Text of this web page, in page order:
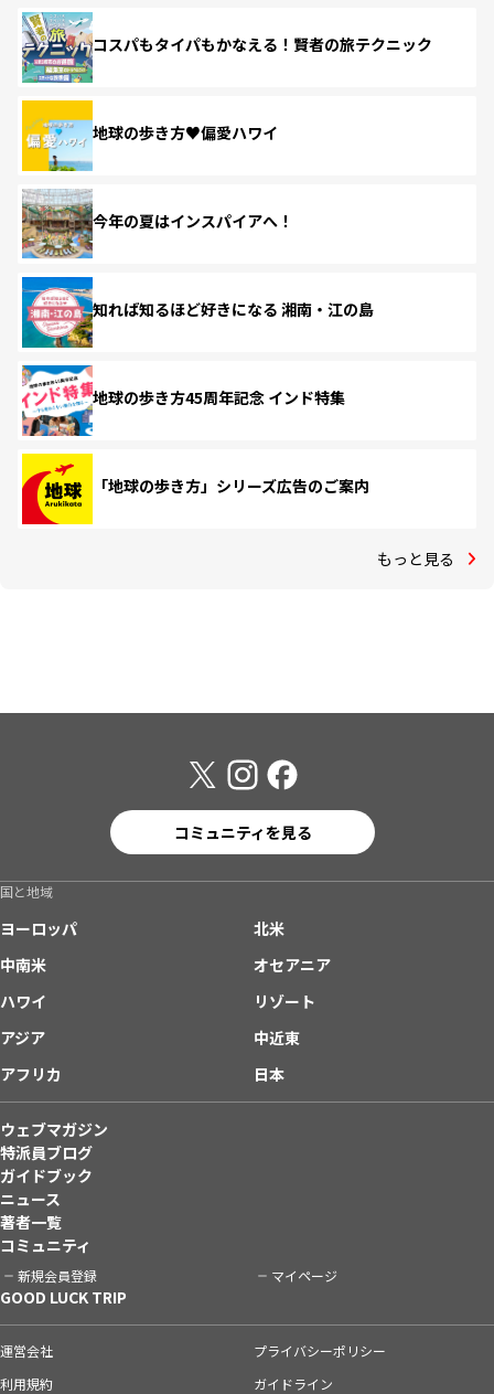
コスパもタイパもかなえる！賢者の旅テクニック
地球の歩き方♥偏愛ハワイ
今年の夏はインスパイアへ！
知れば知るほど好きになる 湘南・江の島
地球の歩き方45周年記念 インド特集
「地球の歩き方」シリーズ広告のご案内
もっと見る
コミュニティを見る
国と地域
ヨーロッパ
北米
中南米
オセアニア
ハワイ
リゾート
アジア
中近東
アフリカ
日本
ウェブマガジン
特派員ブログ
ガイドブック
ニュース
著者一覧
コミュニティ
新規会員登録 マイページ
GOOD LUCK TRIP
運営会社
プライバシーポリシー
利用規約
ガイドライン